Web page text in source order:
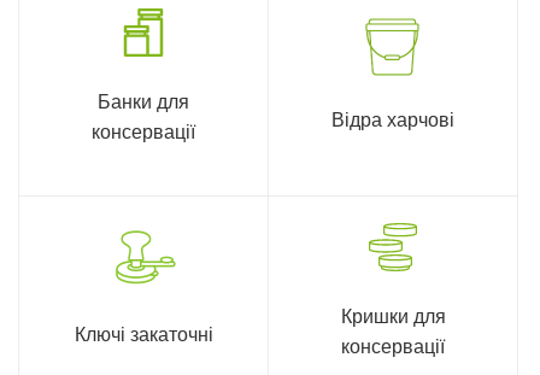
Банки для
консервації
Відра харчові
Ключі закаточні
Кришки для
консервації